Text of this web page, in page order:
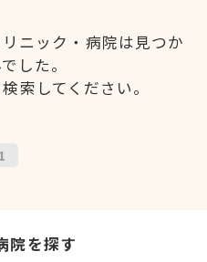
ニック・病院は見つか
した。
索してください。
1
院を探す